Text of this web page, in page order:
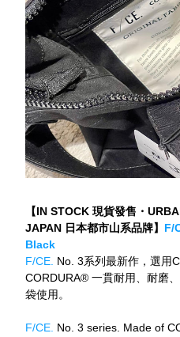
【IN STOCK 現貨發售・
JAPAN 日本都市山系品牌】 F/
Black
F/CE. No. 3系列最新作，選用
CORDURA® 一貫耐用、耐磨
袋使用。
F/CE. No. 3 series. Made of